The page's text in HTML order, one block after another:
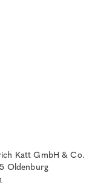
Katt GmbH & Co.
Oldenburg